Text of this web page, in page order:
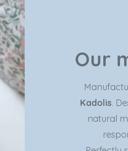
Our
Kadolis.
natural